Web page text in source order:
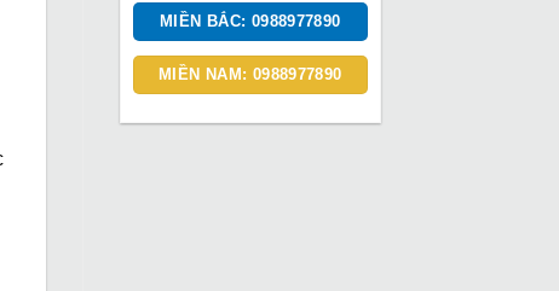
MIỀN BẮC: 0988977890
MIỀN NAM: 0988977890